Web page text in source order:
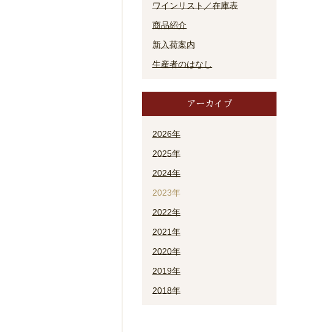
ワインリスト／在庫表
商品紹介
新入荷案内
生産者のはなし
アーカイブ
2026年
2025年
2024年
2023年
2022年
2021年
2020年
2019年
2018年